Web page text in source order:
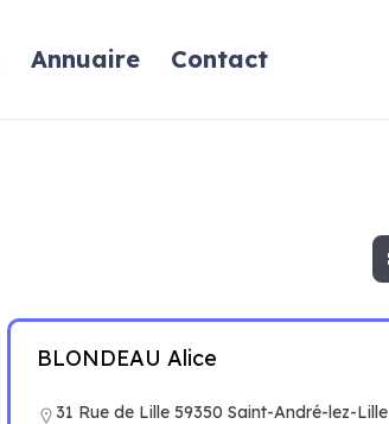
Annuaire Contact
BLONDEAU Alice
31 Rue de Lille 59350 Saint-André-lez-Lille